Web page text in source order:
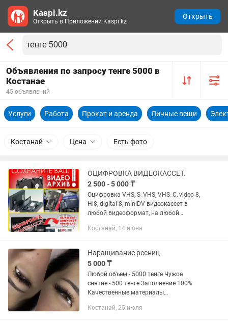
Объявления по запросу тенге 5000 в
Костанае
45 объявлений
Услуги Работа Прокат и аренда Личные вещи
Костанай Цена Есть фото
ОЦИФРОВКА ВИДЕОКАССЕТ.
2 500 - 5 000 ₸
Оцифровка VHS, S_VHS, VHS_C, video 8,
Hi8, digital 8, miniDV видеокассет в
любой видеоформат, на любой
КАЧЕСТВЕННО, оперативно. 2500-5000
Костанай, 14 июня
Наращивание ресниц
5 000 ₸
Любой объем - 5000 тенге Чужое
снятие - 500 тенге Заполнение 100%
Качественные материалы
расходники одноразовые, стерильно
Костанай, 25 июля
Kaspi.kz
Открыть в Приложении Kaspi.kz
Открыть